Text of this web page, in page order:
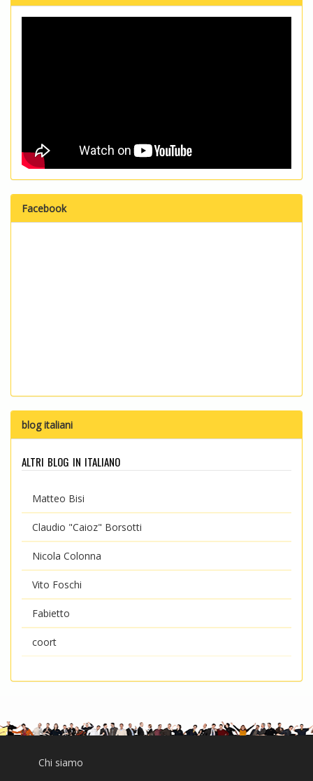
Facebook
blog italiani
altri blog in italiano
Matteo Bisi
Claudio "Caioz" Borsotti
Nicola Colonna
Vito Foschi
Fabietto
coort
Chi siamo